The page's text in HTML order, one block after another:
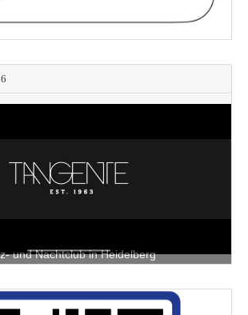
und Nachtclub in Heidelberg